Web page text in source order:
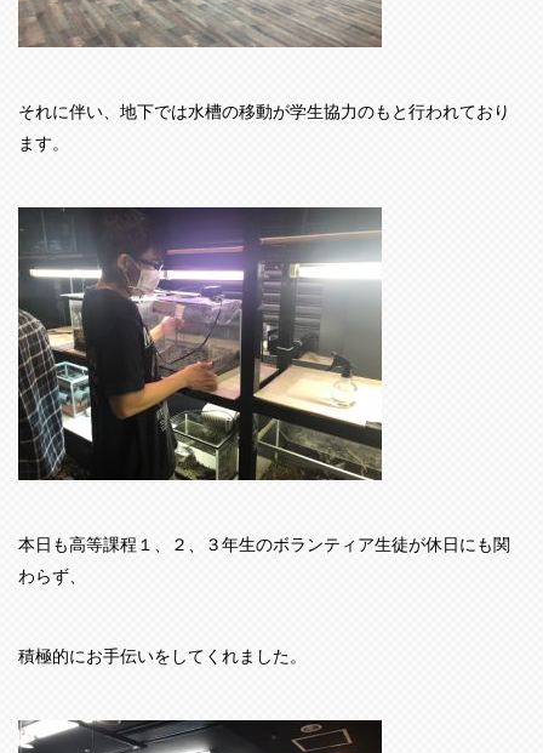
それに伴い、地下では水槽の移動が学生協力のもと行われており
ます。
本日も高等課程１、２、３年生のボランティア生徒が休日にも関
わらず、
積極的にお手伝いをしてくれました。